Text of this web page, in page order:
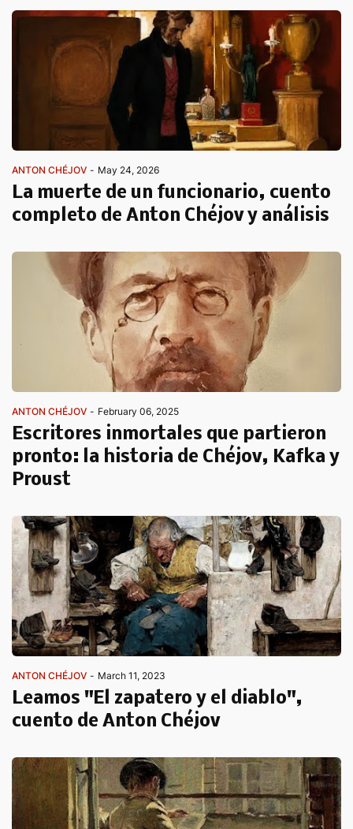
ANTON CHÉJOV - May 24, 2026
La muerte de un funcionario, cuento
completo de Anton Chéjov y análisis
ANTON CHÉJOV - February 06, 2025
Escritores inmortales que partieron
pronto: la historia de Chéjov, Kafka y
Proust
ANTON CHÉJOV - March 11, 2023
Leamos "El zapatero y el diablo",
cuento de Anton Chéjov